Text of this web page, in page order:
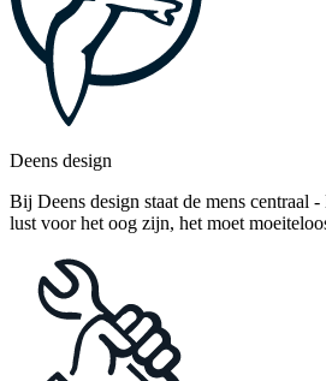
Deens design
Bij Deens design staat de mens centraal
lust voor het oog zijn, het moet